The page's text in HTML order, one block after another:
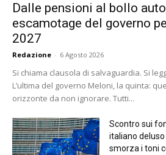
Dalle pensioni al bollo
escamotage del governo
2027
Redazione - 6 Agosto 2026
Si chiama clausola di salvaguardia. Si
L’ultima del governo Meloni, la quinta:
orizzonte da non ignorare. Tutti...
Scontro sui
italiano deluso
smorza i toni